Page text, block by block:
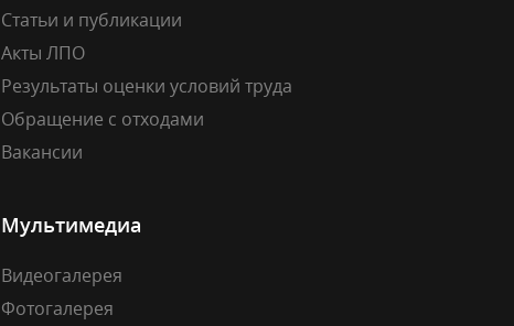
Статьи и публикации
Акты ЛПО
Результаты оценки условий труда
Обращение с отходами
Вакансии
Мультимедиа
Видеогалерея
Фотогалерея